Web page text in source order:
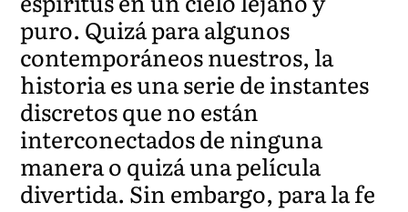
puro. Quizá para algunos
contemporáneos nuestros, la
historia es una serie de instantes
discretos que no están
interconectados de ninguna
manera o quizá una película
divertida. Sin embargo, para la fe